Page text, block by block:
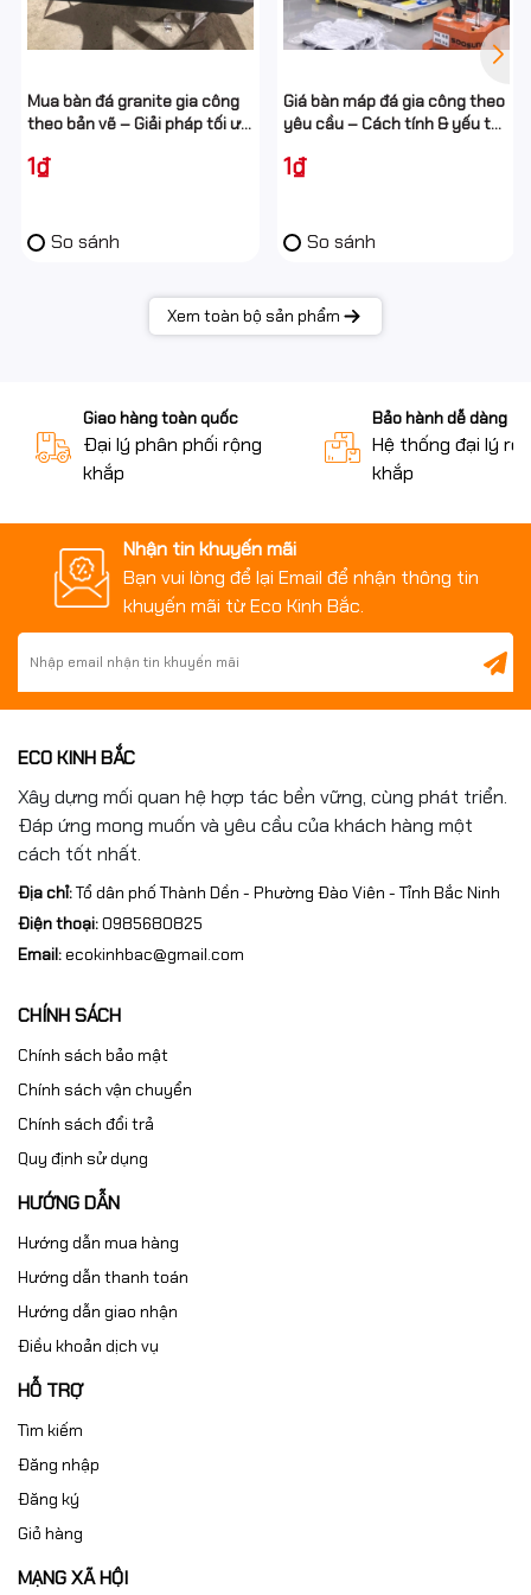
Việc gia công theo bản vẽ mang lại nhiều lợi ích rõ rệt:
✔ Dễ tích hợp máy móc, đồ gá, thiết bị đo
✔ Nâng cao hiệu quả đo kiểm và lắp ráp
Bàn Map gia công cho cty EM-Tech & Dreamtech Việt Nam KCN
Bàn máp kích thước 1000x630x150mm
cơ khí chính xác
1. Gia công kích thước theo yêu cầu
Chiều dài, chiều rộng, độ dày theo bản vẽ
Tính toán phù hợp tải trọng sử dụng
Đảm bảo độ ổn định hình học lâu dài
2. Gia công mài phẳng chính xác
Độ chính xác:Grade 00, Grade 0, Grade 1
Mài phẳng đạt chuẩn đo kiểm
Phù hợp cho phòng QC, lắp máy chính xác
3. Gia công lỗ, ren, rãnh
Khoan lỗ xuyên, lỗ bậc
Gia công rãnh thẳng, rãnh T
Gia công mặt lắp ray trượt, module
Mua bàn đá granite gia công
theo bản vẽ – Giải pháp tối ưu
1₫
So sánh
Giá bàn máp đá gia công theo
yêu cầu – Cách tính & yếu tố
1₫
So sánh
Xem toàn bộ sản phẩm
Giao hàng toàn quốc
Đại lý phân phối rộng
khắp
Bảo hành dễ dàng
Hệ thống đại lý
khắp
Nhận tin khuyến mãi
Bạn vui lòng để lại Email để nhận thông tin
khuyến mãi từ Eco Kinh Bắc.
ECO KINH BẮC
Xây dựng mối quan hệ hợp tác bền vững, cùng phát triển.
Đáp ứng mong muốn và yêu cầu của khách hàng một
cách tốt nhất.
Địa chỉ:Tổ dân phố Thành Dền - Phường Đào Viên - Tỉnh Bắc Ninh
Điện thoại:0985680825
Email:ecokinhbac@gmail.com
CHÍNH SÁCH
Chính sách bảo mật
Chính sách vận chuyển
Chính sách đổi trả
Quy định sử dụng
HƯỚNG DẪN
Hướng dẫn mua hàng
Hướng dẫn thanh toán
Hướng dẫn giao nhận
Điều khoản dịch vụ
HỖ TRỢ
Tìm kiếm
Đăng nhập
Đăng ký
Giỏ hàng
MẠNG XÃ HỘI